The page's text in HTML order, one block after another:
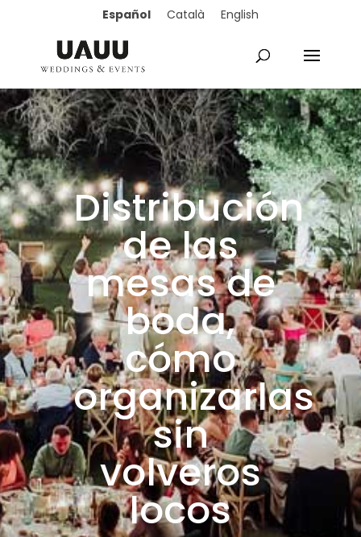
Español Català English
Distribución
de las
mesas de
boda,
cómo
organizarlas
sin
volveros
locos